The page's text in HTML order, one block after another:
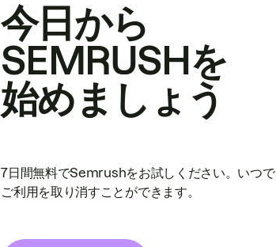
今日から
SEMRUSHを
始めましょう
7日間無料でSemrushをお試しください。いつ
ご利用を取り消すことができます。